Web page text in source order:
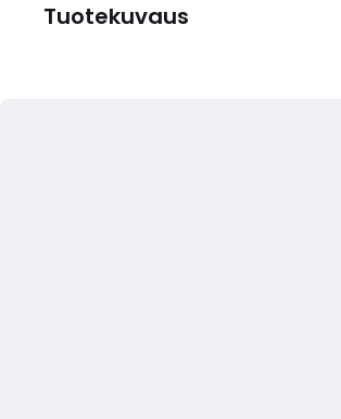
Tuotekuvaus